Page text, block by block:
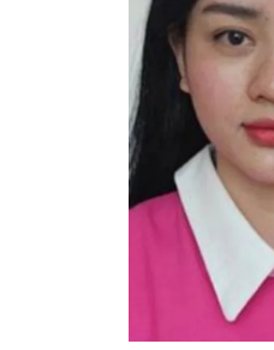
ดาวน์โหลดส
สงวนลิขสิทธิ์ © 2569 บ